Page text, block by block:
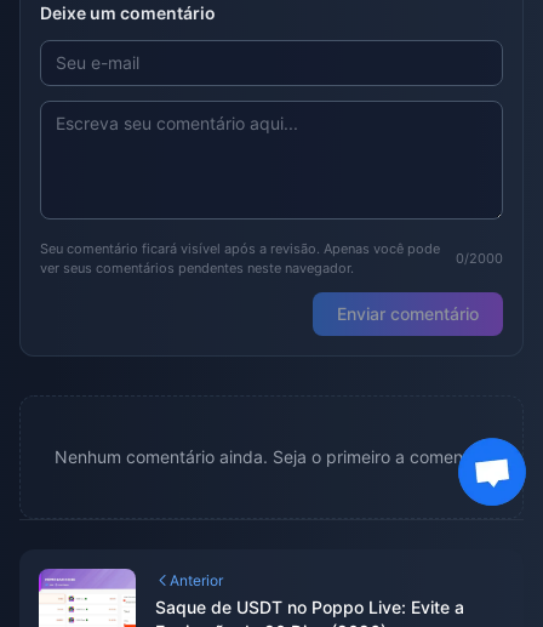
Deixe um comentário
Seu comentário ficará visível após a revisão. Apenas você pode
ver seus comentários pendentes neste navegador.
0/2000
Enviar comentário
Nenhum comentário ainda. Seja o primeiro a comentar.
Anterior
Saque de USDT no Poppo Live: Evite a